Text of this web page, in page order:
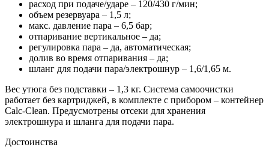
расход при подаче/ударе – 120/430 г/мин;
объем резервуара – 1,5 л;
макс. давление пара – 6,5 бар;
отпаривание вертикальное – да;
регулировка пара – да, автоматическая;
долив во время отпаривания – да;
шланг для подачи пара/электрошнур – 1,6/1,65 м.
Вес утюга без подставки – 1,3 кг. Система самоочистки
работает без картриджей, в комплекте с прибором – контейнер
Calc-Clean. Предусмотрены отсеки для хранения
электрошнура и шланга для подачи пара.
Достоинства